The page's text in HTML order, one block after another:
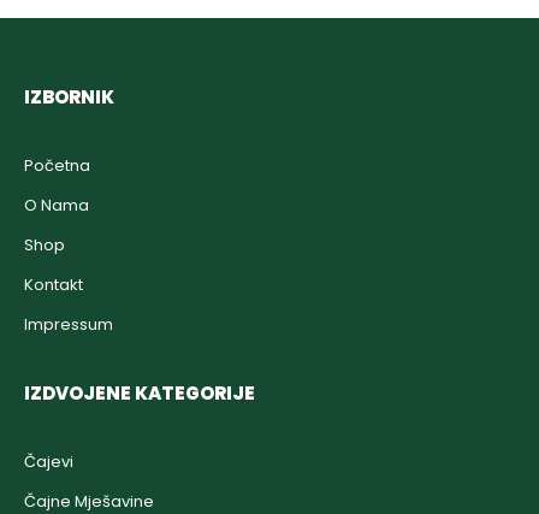
IZBORNIK
Početna
O Nama
Shop
Kontakt
Impressum
IZDVOJENE KATEGORIJE
Čajevi
Čajne Mješavine